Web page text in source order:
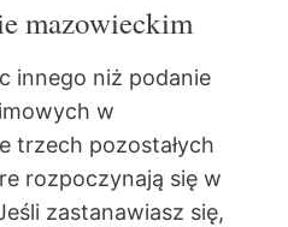
mazowieckim
innego niż podanie
w
trzech pozostałych
rozpoczynają się w
zastanawiasz się,